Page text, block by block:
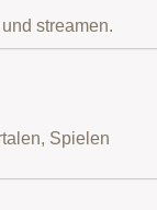
streamen.
Spielen